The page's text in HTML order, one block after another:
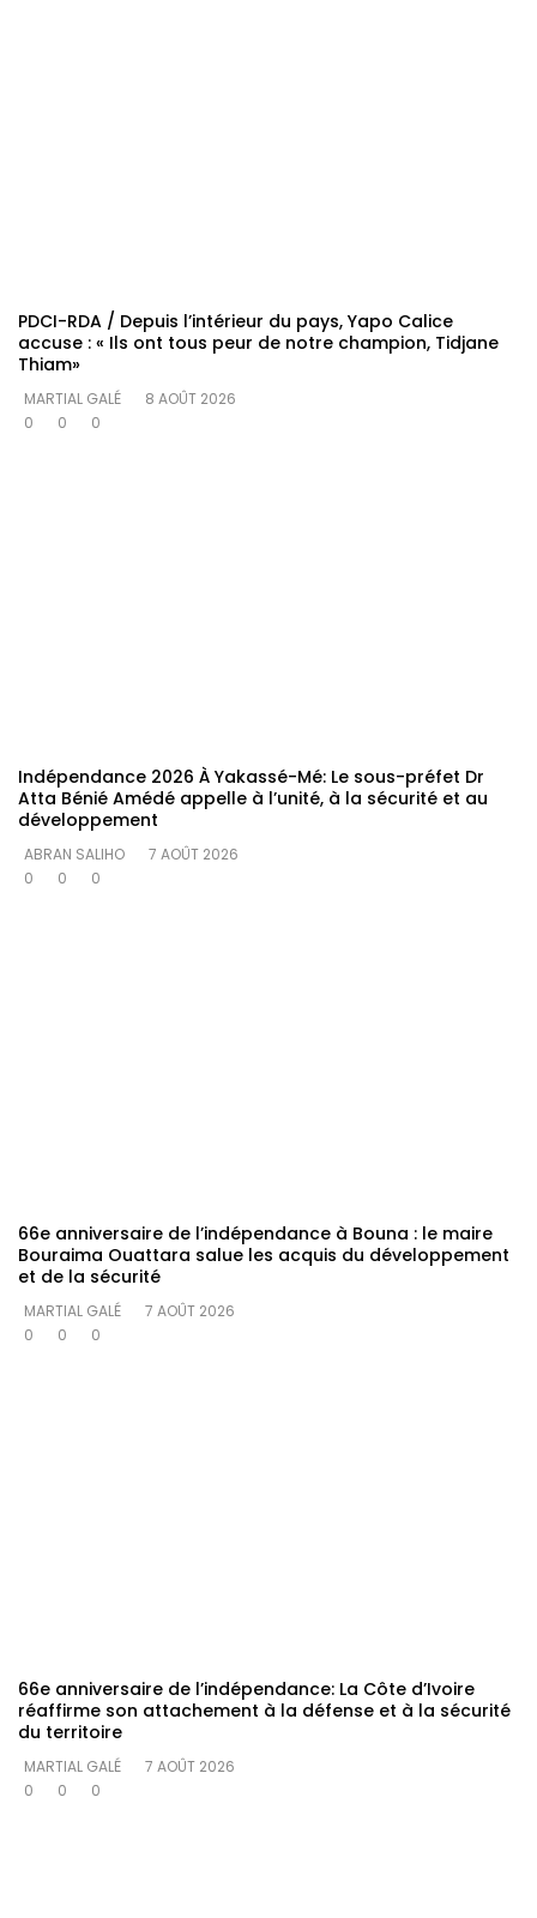
PDCI-RDA / Depuis l’intérieur du pays, Yapo Calice
accuse : « Ils ont tous peur de notre champion, Tidjane
Thiam»
MARTIAL GALÉ
8 AOÛT 2026
0
0 0
Indépendance 2026 À Yakassé-Mé: Le sous-préfet Dr
Atta Bénié Amédé appelle à l’unité, à la sécurité et au
développement
ABRAN SALIHO
7 AOÛT 2026
0
0 0
66e anniversaire de l’indépendance à Bouna : le maire
Bouraima Ouattara salue les acquis du développement
et de la sécurité
MARTIAL GALÉ
7 AOÛT 2026
0
0 0
66e anniversaire de l’indépendance: La Côte d’Ivoire
réaffirme son attachement à la défense et à la sécurité
du territoire
MARTIAL GALÉ
7 AOÛT 2026
0
0 0